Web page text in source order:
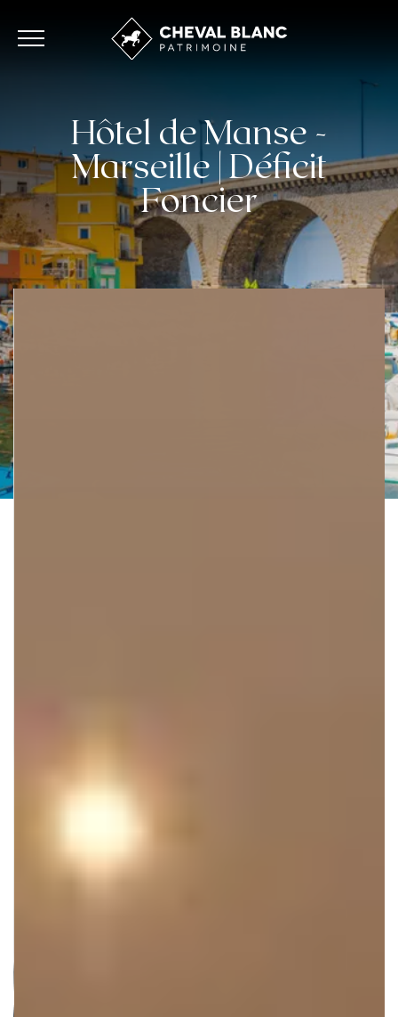
Hôtel de Manse -
Marseille | Déficit
Foncier